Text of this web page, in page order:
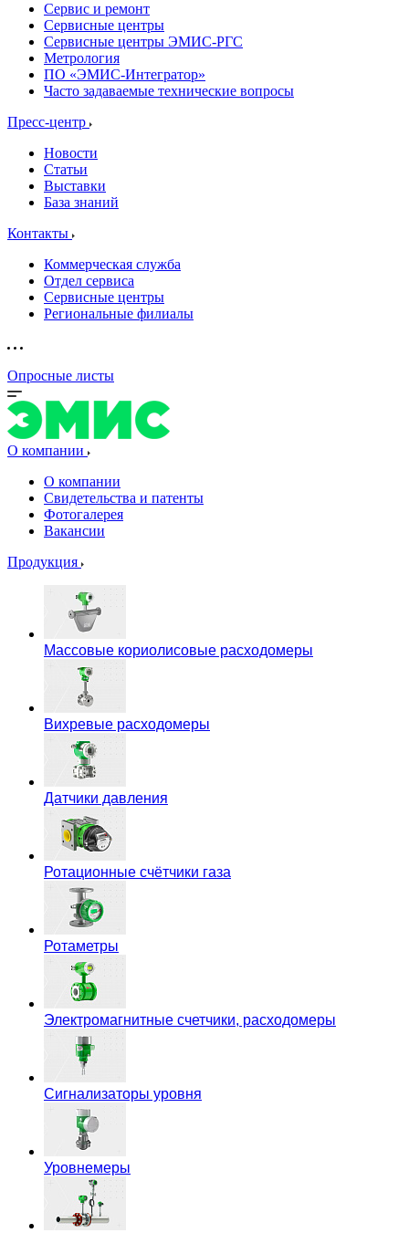
Сервис и ремонт
Сервисные центры
Сервисные центры ЭМИС-РГС
Метрология
ПО «ЭМИС-Интегратор»
Часто задаваемые технические вопросы
Пресс-центр
Новости
Статьи
Выставки
База знаний
Контакты
Коммерческая служба
Отдел сервиса
Сервисные центры
Региональные филиалы
Опросные листы
О компании
О компании
Свидетельства и патенты
Фотогалерея
Вакансии
Продукция
Массовые кориолисовые расходомеры
Вихревые расходомеры
Датчики давления
Ротационные счётчики газа
Ротаметры
Электромагнитные счетчики, расходомеры
Сигнализаторы уровня
Уровнемеры